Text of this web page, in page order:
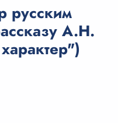
русским
А.Н.